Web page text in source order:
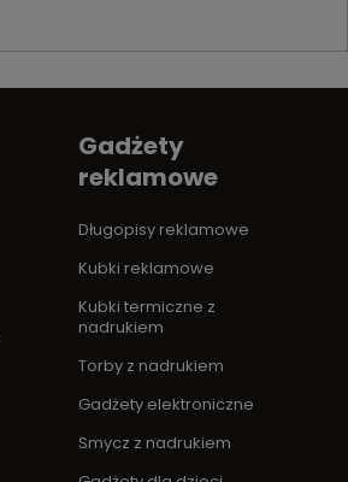
Gadżety
reklamowe
Długopisy reklamowe
Kubki reklamowe
Kubki termiczne z
nadrukiem
Torby z nadrukiem
Gadżety elektroniczne
Smycz z nadrukiem